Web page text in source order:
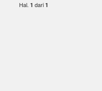
Hal. 1 dari 1